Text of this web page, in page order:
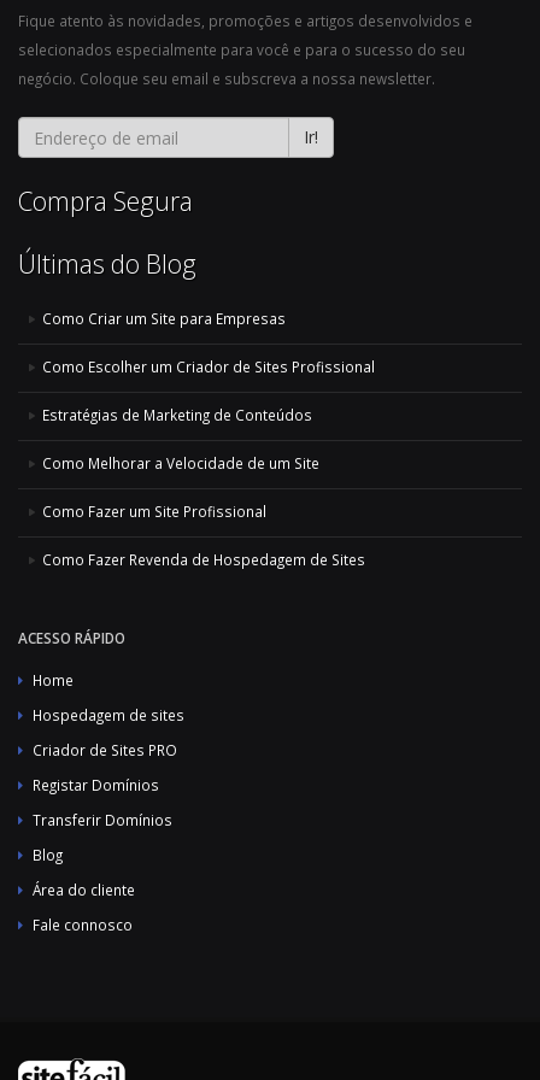
Fique atento às novidades, promoções e artigos desenvolvidos e
selecionados especialmente para você e para o sucesso do seu
negócio. Coloque seu email e subscreva a nossa newsletter.
Ir!
Compra Segura
Últimas do Blog
Como Criar um Site para Empresas
Como Escolher um Criador de Sites Profissional
Estratégias de Marketing de Conteúdos
Como Melhorar a Velocidade de um Site
Como Fazer um Site Profissional
Como Fazer Revenda de Hospedagem de Sites
ACESSO RÁPIDO
Home
Hospedagem de sites
Criador de Sites PRO
Registar Domínios
Transferir Domínios
Blog
Área do cliente
Fale connosco